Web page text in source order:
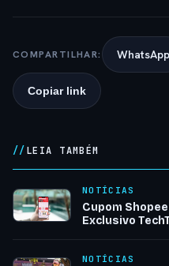
COMPARTILHAR: WhatsApp
Copiar link
LEIA TAMBÉM
NOTÍCIAS
Cupom
Exclusivo
NOTÍCIAS